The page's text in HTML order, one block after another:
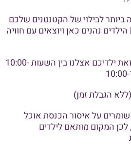
ביותר לבילוי של הקטנטנים שלכם
הילדים נהנים כאן ויוצאים עם חוויה
🧡נשמח לראות אותכם ואת ילדיכם אצלנו בין השעות 10:00-
על איסור הכנסת אוכל
המקום מותאם לילדים